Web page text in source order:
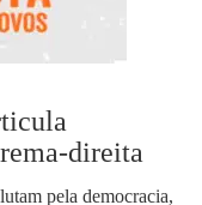
direita
pela democracia,